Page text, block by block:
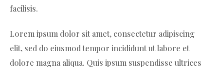
facilisis.
Lorem ipsum dolor sit amet, consectetur adipiscing
elit, sed do eiusmod tempor incididunt ut labore et
dolore magna aliqua. Quis ipsum suspendisse ultrices